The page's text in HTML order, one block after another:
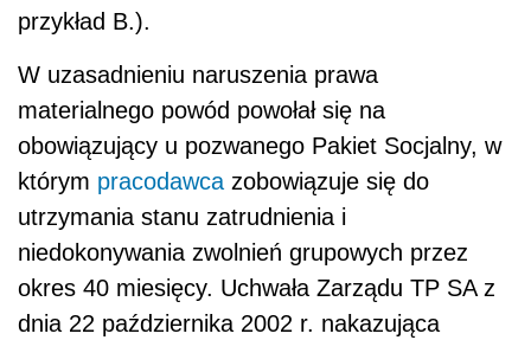
przykład B.).
W uzasadnieniu naruszenia prawa
materialnego powód powołał się na
obowiązujący u pozwanego Pakiet Socjalny, w
którym pracodawca zobowiązuje się do
utrzymania stanu zatrudnienia i
niedokonywania zwolnień grupowych przez
okres 40 miesięcy. Uchwała Zarządu TP SA z
dnia 22 października 2002 r. nakazująca